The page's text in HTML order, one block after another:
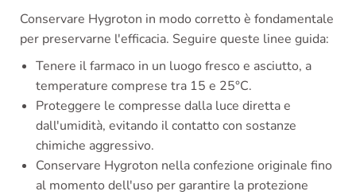
Conservare Hygroton in modo corretto è fondamentale
per preservarne l'efficacia. Seguire queste linee guida:
Tenere il farmaco in un luogo fresco e asciutto, a
temperature comprese tra 15 e 25°C.
Proteggere le compresse dalla luce diretta e
dall'umidità, evitando il contatto con sostanze
chimiche aggressivo.
Conservare Hygroton nella confezione originale fino
al momento dell'uso per garantire la protezione